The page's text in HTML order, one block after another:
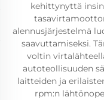
kehittynyttä
alennusjärjestelmä
saavuttamiseksi.
voltin
autoteollisuuden
laitteiden ja
rpm:n